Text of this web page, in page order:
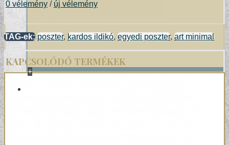
+
0 vélemény / új vélemény
TAG-ek: poszter, kardos ildikó, egyedi poszter, art minimal
KAPCSOLÓDÓ TERMÉKEK